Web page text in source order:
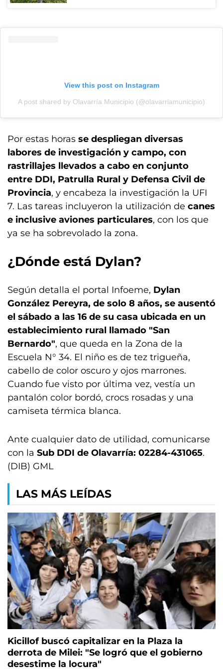
View this post on Instagram
A post shared by Olavarría Municipio (@olavarriamunicipio)
Por estas horas se despliegan diversas
labores de investigación y campo, con
rastrillajes llevados a cabo en conjunto
entre DDI, Patrulla Rural y Defensa Civil de
Provincia, y encabeza la investigación la UFI
7. Las tareas incluyeron la utilización de canes
e inclusive aviones particulares, con los que
ya se ha sobrevolado la zona.
¿Dónde está Dylan?
Según detalla el portal Infoeme, Dylan
González Pereyra, de solo 8 años, se ausentó
el sábado a las 16 de su casa ubicada en un
establecimiento rural llamado "San
Bernardo", que queda en la Zona de la
Escuela N° 34. El niño es de tez trigueña,
cabello de color oscuro y ojos marrones.
Cuando fue visto por última vez, vestía un
pantalón color bordó, crocs rosadas y una
camiseta térmica blanca.
Ante cualquier dato de utilidad, comunicarse
con la Sub DDI de Olavarría: 02284-431065.
(DIB) GML
LAS MÁS LEÍDAS
Kicillof buscó capitalizar en la Plaza la
derrota de Milei: "Se logró que el gobierno
desestime la locura"